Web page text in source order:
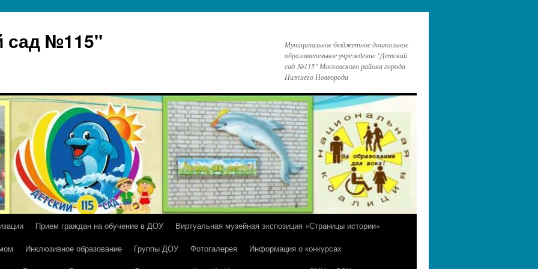
сад №115"
Муниципальное бюджетное дошкольное
образовательное учреждение "Детский
сад №115" Московского района города
Нижнего Новгорода
Прием граждан на обучение в ДОУ
Виртуальная музейная экспозиция «Страницы истории»
Инклюзивное образование Группы ДОУ Фотогалерея
Информация о конкурсах